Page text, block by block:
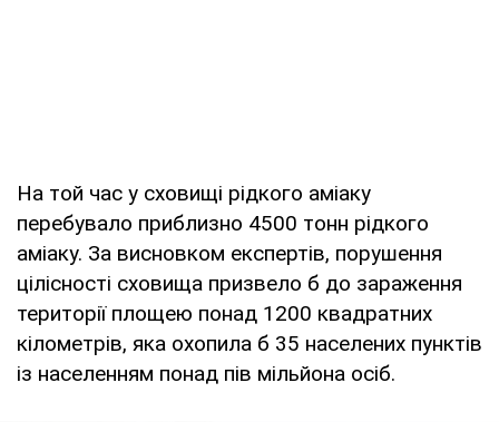
На той час у сховищі рідкого аміаку
перебувало приблизно 4500 тонн рідкого
аміаку. За висновком експертів, порушення
цілісності сховища призвело б до зараження
території площею понад 1200 квадратних
кілометрів, яка охопила б 35 населених пунктів
із населенням понад пів мільйона осіб.